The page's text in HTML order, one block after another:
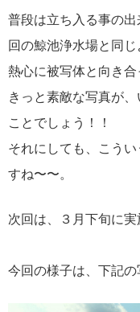
普段は立ち入る事の
回の鯨池浄水場と同
熱心に被写体と向き合
きっと素敵な写真が
ことでしょう！！
それにしても、こう
すね〜〜。
次回は、３月下旬に実
今回の様子は、下記の